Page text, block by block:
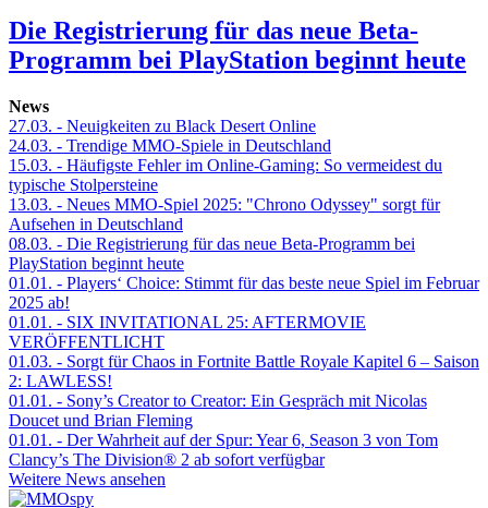
Die Registrierung für das neue Beta-
Programm bei PlayStation beginnt heute
News
27.03. - Neuigkeiten zu Black Desert Online
24.03. - Trendige MMO-Spiele in Deutschland
15.03. - Häufigste Fehler im Online-Gaming: So vermeidest du
typische Stolpersteine
13.03. - Neues MMO-Spiel 2025: "Chrono Odyssey" sorgt für
Aufsehen in Deutschland
08.03. - Die Registrierung für das neue Beta-Programm bei
PlayStation beginnt heute
01.01. - Players‘ Choice: Stimmt für das beste neue Spiel im Februar
2025 ab!
01.01. - SIX INVITATIONAL 25: AFTERMOVIE
VERÖFFENTLICHT
01.03. - Sorgt für Chaos in Fortnite Battle Royale Kapitel 6 – Saison
2: LAWLESS!
01.01. - Sony’s Creator to Creator: Ein Gespräch mit Nicolas
Doucet und Brian Fleming
01.01. - Der Wahrheit auf der Spur: Year 6, Season 3 von Tom
Clancy’s The Division® 2 ab sofort verfügbar
Weitere News ansehen